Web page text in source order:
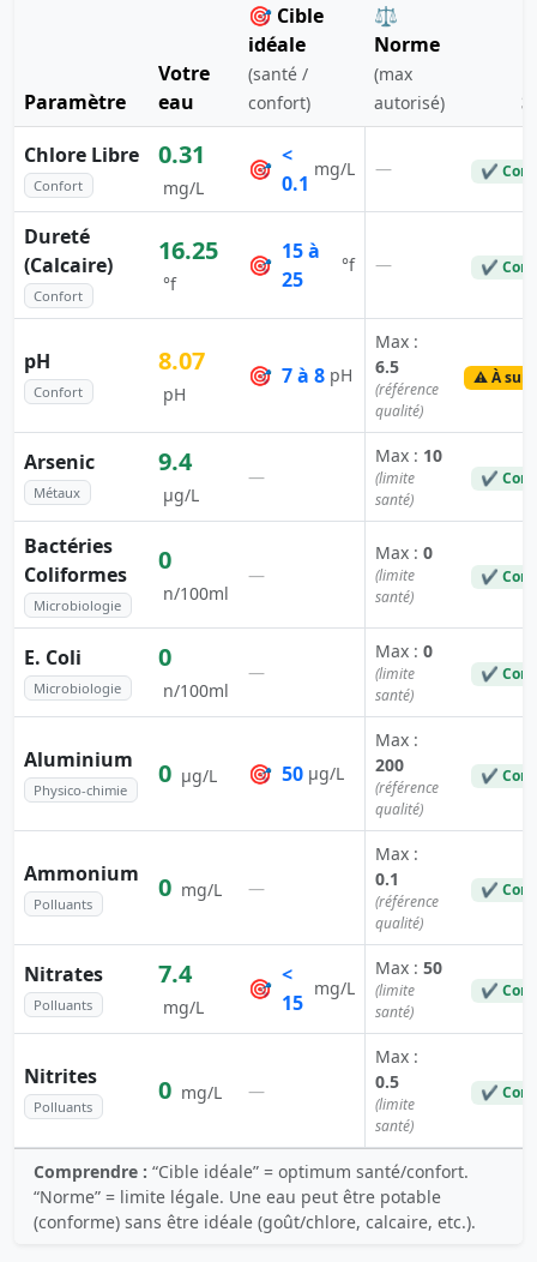
Paramètre
Votre
eau
🎯 Cible
idéale
(santé /
confort)
⚖️
Norme
(max
autorisé)
Chlore Libre
Confort
0.31
mg/L
🎯
<
0.1
mg/L — ✔
Dureté
(Calcaire)
Confort
16.25
°f
🎯
15 à
25
°f — ✔
pH
Confort
8.07
pH
🎯 7 à 8 pH
Max :
6.5
(référence
qualité)
⚠️ À
Arsenic
Métaux
9.4
µg/L
—
Max : 10
(limite
santé)
✔
Bactéries
Coliformes
Microbiologie
0
n/100ml
—
Max : 0
(limite
santé)
✔
E. Coli
Microbiologie
0
n/100ml
—
Max : 0
(limite
santé)
✔
Aluminium
Physico-chimie
0 µg/L 🎯 50 µg/L
Max :
200
(référence
qualité)
✔
Ammonium
Polluants
0 mg/L —
Max :
0.1
(référence
qualité)
✔
Nitrates
Polluants
7.4
mg/L
🎯
<
15
mg/L
Max : 50
(limite
santé)
✔
Nitrites
Polluants
0 mg/L —
Max :
0.5
(limite
santé)
✔
Comprendre : “Cible idéale” = optimum santé/confort.
“Norme” = limite légale. Une eau peut être potable
(conforme) sans être idéale (goût/chlore, calcaire, etc.).